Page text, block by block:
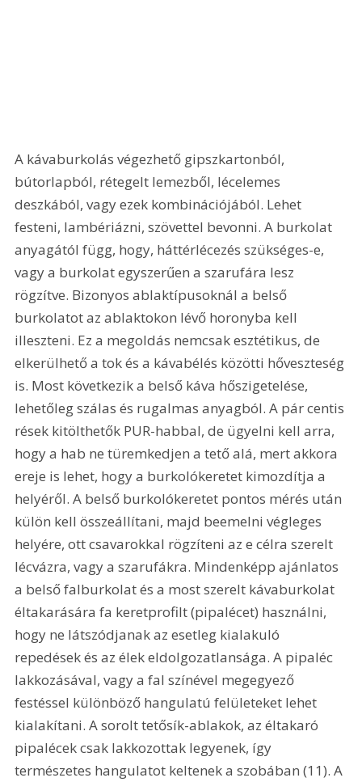
A kávaburkolás végezhető gipszkartonból,
bútorlapból, rétegelt lemezből, lécelemes
deszkából, vagy ezek kombinációjából. Lehet
festeni, lambériázni, szövettel bevonni. A burkolat
anyagától függ, hogy, háttérlécezés szükséges-e,
vagy a burkolat egyszerűen a szarufára lesz
rögzítve. Bizonyos ablaktípusoknál a belső
burkolatot az ablaktokon lévő horonyba kell
illeszteni. Ez a megoldás nemcsak esztétikus, de
elkerülhető a tok és a kávabélés közötti hőveszteség
is. Most következik a belső káva hőszigetelése,
lehetőleg szálas és rugalmas anyagból. A pár centis
rések kitölthetők PUR-habbal, de ügyelni kell arra,
hogy a hab ne türemkedjen a tető alá, mert akkora
ereje is lehet, hogy a burkolókeretet kimozdítja a
helyéről. A belső burkolókeretet pontos mérés után
külön kell összeállítani, majd beemelni végleges
helyére, ott csavarokkal rögzíteni az e célra szerelt
lécvázra, vagy a szarufákra. Mindenképp ajánlatos
a belső falburkolat és a most szerelt kávaburkolat
éltakarására fa keretprofilt (pipalécet) használni,
hogy ne látszódjanak az esetleg kialakuló
repedések és az élek eldolgozatlansága. A pipaléc
lakkozásával, vagy a fal színével megegyező
festéssel különböző hangulatú felületeket lehet
kialakítani. A sorolt tetősík-ablakok, az éltakaró
pipalécek csak lakkozottak legyenek, így
természetes hangulatot keltenek a szobában (11). A